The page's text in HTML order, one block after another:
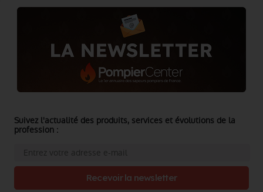
Suivez l'actualité des produits, services et évolutions de la
profession :
Recevoir la newsletter